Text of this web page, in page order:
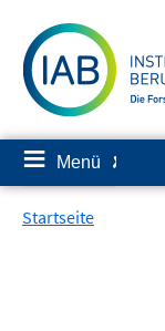
zum
Inhalt
≡ Menü ✘
Startseite